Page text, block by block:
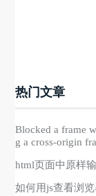
热门文章
Blocked a frame
g a cross-origin
html页面中原样
如何用js查看浏